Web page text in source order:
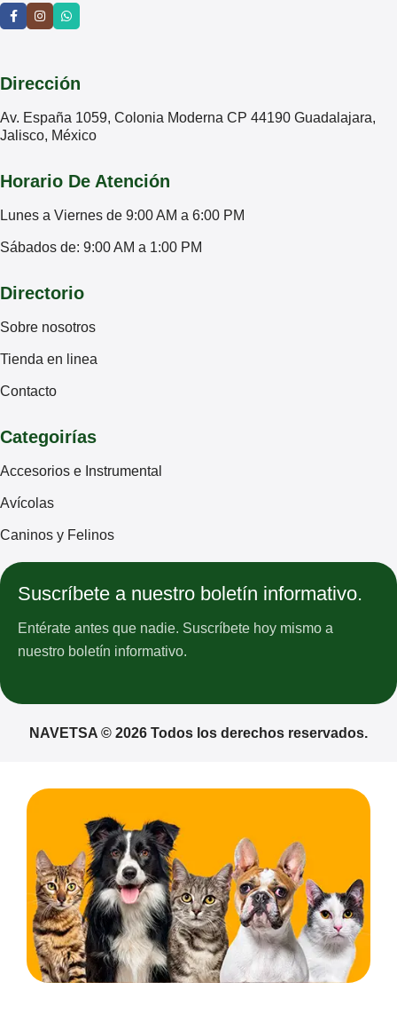
Dirección
Av. España 1059, Colonia Moderna CP 44190 Guadalajara,
Jalisco, México
Horario De Atención
Lunes a Viernes de 9:00 AM a 6:00 PM
Sábados de: 9:00 AM a 1:00 PM
Directorio
Sobre nosotros
Tienda en linea
Contacto
Categoirías
Accesorios e Instrumental
Avícolas
Caninos y Felinos
Suscríbete a nuestro boletín informativo.
Entérate antes que nadie. Suscríbete hoy mismo a
nuestro boletín informativo.
NAVETSA © 2026 Todos los derechos reservados.